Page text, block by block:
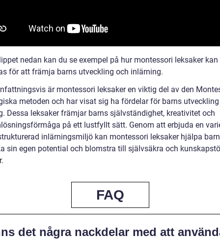
nedan kan du se exempel på hur montessori leksaker kan
för att främja barns utveckling och inlärning.
är montessori leksaker en viktig del av den
metoden och har visat sig ha fördelar för barns
Dessa leksaker främjar barns självständighet, kreativitet och
på ett lustfyllt sätt. Genom att erbjuda en
inlärningsmiljö kan montessori leksaker hjälpa
sin egen potential och blomstra till självsäkra och
FAQ
det några nackdelar med att